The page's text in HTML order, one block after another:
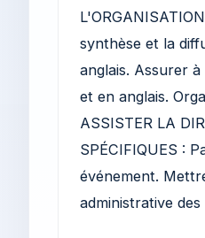
synthèse et la
anglais. Assurer
et en anglais.
ASSISTER LA
SPÉCIFIQUES :
événement.
administrative